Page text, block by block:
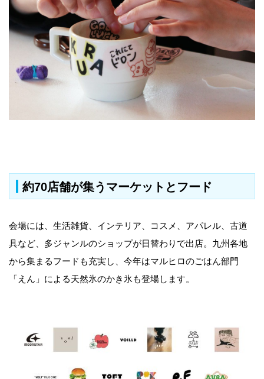
約70店舗が集うマーケットとフード
会場には、生活雑貨、インテリア、コスメ、アパレル、古道
具など、多ジャンルのショップが日替わりで出店。九州各地
から集まるフードも充実し、今年はマルヒロのごはん部門
「えん」による天然氷のかき氷も登場します。